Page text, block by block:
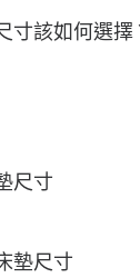
寸該如何選擇
尺寸
墊尺寸